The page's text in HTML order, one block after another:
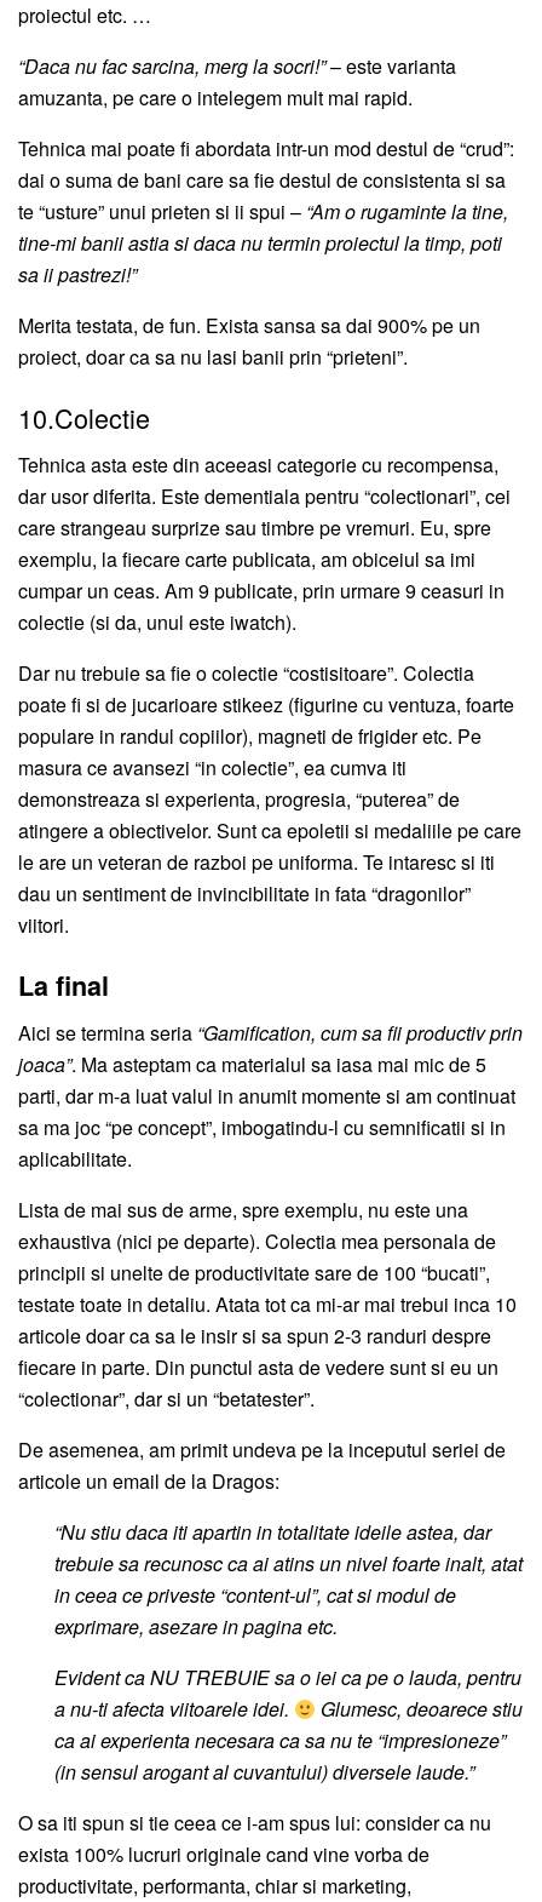
proiectul etc. …
“Daca nu fac sarcina, merg la socri!”– este varianta
amuzanta, pe care o intelegem mult mai rapid.
Tehnica mai poate fi abordata intr-un mod destul de “crud”:
dai o suma de bani care sa fie destul de consistenta si sa
te “usture” unui prieten si ii spui – “Am o rugaminte la tine,
tine-mi banii astia si daca nu termin proiectul la timp, poti
sa ii pastrezi!”
Merita testata, de fun. Exista sansa sa dai 900% pe un
proiect, doar ca sa nu lasi banii prin “prieteni”.
10.Colectie
Tehnica asta este din aceeasi categorie cu recompensa,
dar usor diferita. Este dementiala pentru “colectionari”, cei
care strangeau surprize sau timbre pe vremuri. Eu, spre
exemplu, la fiecare carte publicata, am obiceiul sa imi
cumpar un ceas. Am 9 publicate, prin urmare 9 ceasuri in
colectie (si da, unul este iwatch).
Dar nu trebuie sa fie o colectie “costisitoare”. Colectia
poate fi si de jucarioare stikeez (figurine cu ventuza, foarte
populare in randul copiilor), magneti de frigider etc. Pe
masura ce avansezi “in colectie”, ea cumva iti
demonstreaza si experienta, progresia, “puterea” de
atingere a obiectivelor. Sunt ca epoletii si medaliile pe care
le are un veteran de razboi pe uniforma. Te intaresc si iti
dau un sentiment de invincibilitate in fata “dragonilor”
viitori.
La final
Aici se termina seria “Gamification, cum sa fii productiv prin
joaca”. Ma asteptam ca materialul sa iasa mai mic de 5
parti, dar m-a luat valul in anumit momente si am continuat
sa ma joc “pe concept”, imbogatindu-l cu semnificatii si in
aplicabilitate.
Lista de mai sus de arme, spre exemplu, nu este una
exhaustiva (nici pe departe). Colectia mea personala de
principii si unelte de productivitate sare de 100 “bucati”,
testate toate in detaliu. Atata tot ca mi-ar mai trebui inca 10
articole doar ca sa le insir si sa spun 2-3 randuri despre
fiecare in parte. Din punctul asta de vedere sunt si eu un
“colectionar”, dar si un “betatester”.
De asemenea, am primit undeva pe la inceputul seriei de
articole un email de la Dragos:
“Nu stiu daca iti apartin in totalitate ideile astea, dar
trebuie sa recunosc ca ai atins un nivel foarte inalt, atat
in ceea ce priveste “content-ul”, cat si modul de
exprimare, asezare in pagina etc.
Evident ca NU TREBUIE sa o iei ca pe o lauda, pentru
a nu-ti afecta viitoarele idei.
Glumesc, deoarece stiu
ca ai experienta necesara ca sa nu te “impresioneze”
(in sensul arogant al cuvantului) diversele laude.”
O sa iti spun si tie ceea ce i-am spus lui: consider ca nu
exista 100% lucruri originale cand vine vorba de
productivitate, performanta, chiar si marketing,